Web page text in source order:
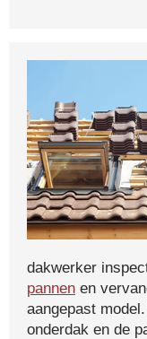
dakwerker
pannen en
aangepast
onderdak en de